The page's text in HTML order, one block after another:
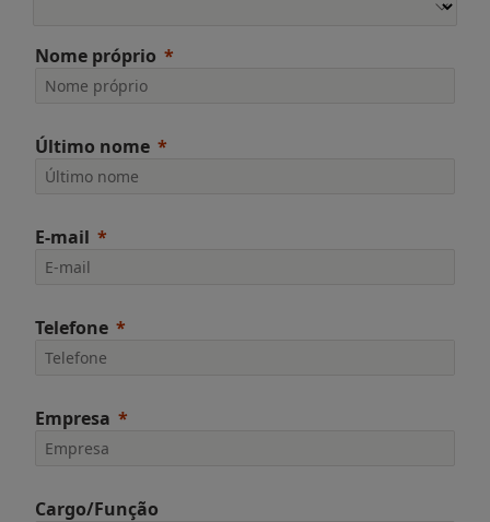
Nome próprio
Último nome
E-mail
Telefone
Empresa
Cargo/Função